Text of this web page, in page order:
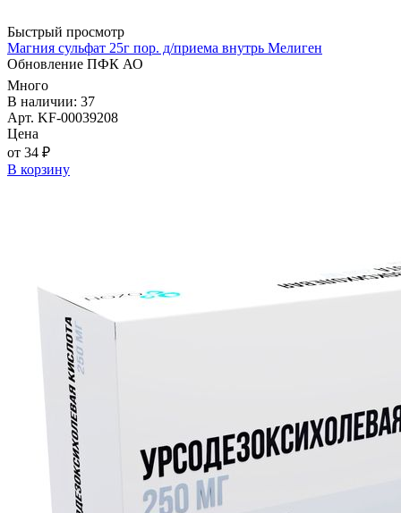
Быстрый просмотр
Магния сульфат 25г пор. д/приема внутрь Мелиген
Обновление ПФК АО
Много
В наличии: 37
Арт. KF-00039208
Цена
от 34 ₽
В корзину